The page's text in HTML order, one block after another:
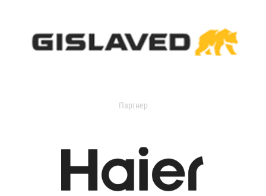
Партнер